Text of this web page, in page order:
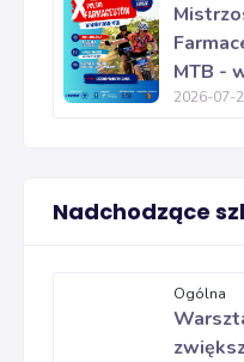
MTB -
2026-07-
Nadchodzące
Ogólna